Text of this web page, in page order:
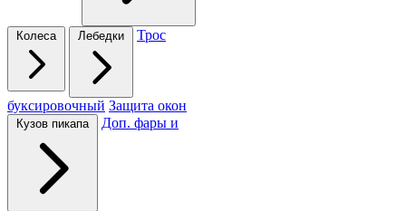
Колеса Лебедки Трос
буксировочный Защита окон
Кузов пикапа Доп. фары и